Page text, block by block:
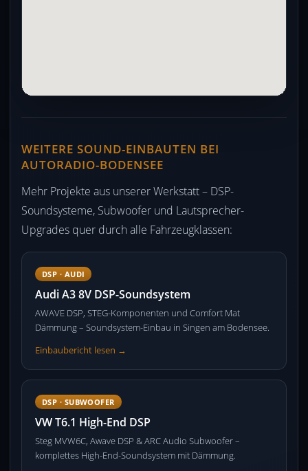
WEITERE SOUND-EINBAUTEN BEI
AUTORADIO-BODENSEE
Mehr Projekte aus unserer Werkstatt – DSP-
Soundsysteme, Subwoofer und Lautsprecher-
Upgrades quer durch alle Fahrzeugklassen:
DSP · AUDI
Audi A3 8V DSP-Soundsystem
AWAVE DSP, STEG-Komponenten und Comfort Mat
Dämmung – Soundsystem-Einbau in Singen am Bodensee.
Einbaubericht lesen →
DSP · SUBWOOFER
VW T6.1 High-End DSP
Steg MVW6C, Awave DSP & ARC Audio Subwoofer –
komplettes High-End-Soundsystem mit Dämmung.